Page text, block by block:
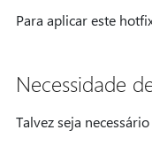
Para aplicar este
Necessidade
Talvez seja